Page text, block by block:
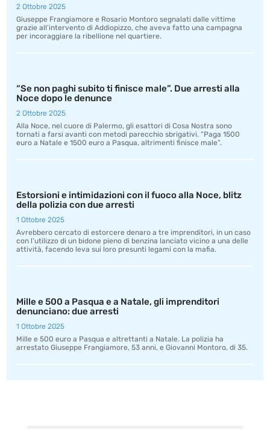
2 Ottobre 2025
Giuseppe Frangiamore e Rosario Montoro segnalati dalle vittime
grazie all’intervento di Addiopizzo, che aveva fatto una campagna
per incoraggiare la ribellione nel quartiere.
“Se non paghi subito ti finisce male”. Due arresti alla
Noce dopo le denunce
2 Ottobre 2025
Alla Noce, nel cuore di Palermo, gli esattori di Cosa Nostra sono
tornati a farsi avanti con metodi parecchio sbrigativi. “Paga 1500
euro a Natale e 1500 euro a Pasqua, altrimenti finisce male”.
Estorsioni e intimidazioni con il fuoco alla Noce, blitz
della polizia con due arresti
1 Ottobre 2025
Avrebbero cercato di estorcere denaro a tre imprenditori, in un caso
con l’utilizzo di un bidone pieno di benzina lanciato vicino a una delle
attività, facendo leva sui loro presunti legami con la mafia.
Mille e 500 a Pasqua e a Natale, gli imprenditori
denunciano: due arresti
1 Ottobre 2025
Mille e 500 euro a Pasqua e altrettanti a Natale. La polizia ha
arrestato Giuseppe Frangiamore, 53 anni, e Giovanni Montoro, di 35.